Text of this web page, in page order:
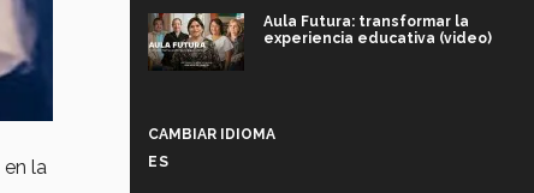
en la
Aula Futura: transformar la
experiencia educativa (video)
CAMBIAR IDIOMA
ES